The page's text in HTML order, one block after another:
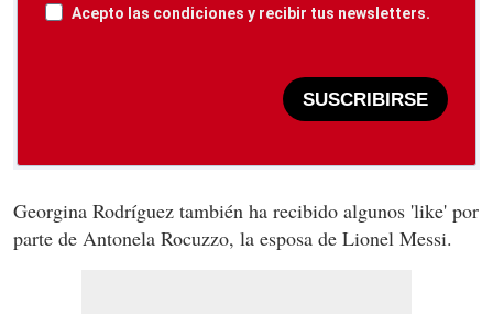
Acepto las condiciones y recibir tus newsletters.
SUSCRIBIRSE
Georgina Rodríguez también ha recibido algunos 'like' por
parte de Antonela Rocuzzo, la esposa de Lionel Messi.